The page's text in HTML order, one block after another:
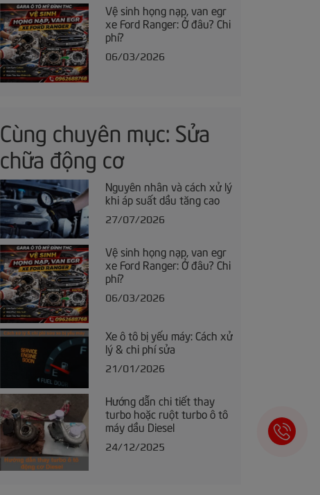
Vệ sinh họng nạp, van egr
xe Ford Ranger: Ở đâu? Chi
phí?
06/03/2026
Cùng chuyên mục: Sửa
chữa động cơ
Nguyên nhân và cách xử lý
khi áp suất dầu tăng cao
27/07/2026
Vệ sinh họng nạp, van egr
xe Ford Ranger: Ở đâu? Chi
phí?
06/03/2026
Xe ô tô bị yếu máy: Cách xử
lý & chi phí sửa
21/01/2026
Hướng dẫn chi tiết thay
turbo hoặc ruột turbo ô tô
máy dầu Diesel
24/12/2025